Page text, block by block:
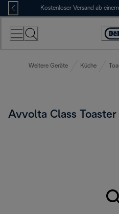
Skip
to
Content
Kostenloser Versand ab
Weitere Geräte Küche
Avvolta Class Toaster